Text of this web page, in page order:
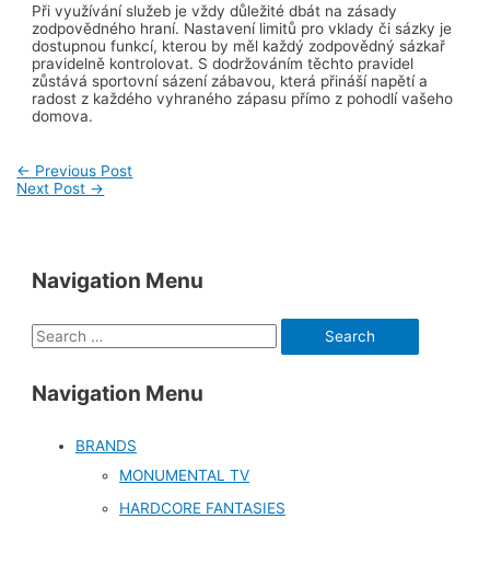
Při využívání služeb je vždy důležité dbát na zásady
zodpovědného hraní. Nastavení limitů pro vklady či sázky je
dostupnou funkcí, kterou by měl každý zodpovědný sázkař
pravidelně kontrolovat. S dodržováním těchto pravidel
zůstává sportovní sázení zábavou, která přináší napětí a
radost z každého vyhraného zápasu přímo z pohodlí vašeho
domova.
Post
← Previous Post
Next Post →
Navigation Menu
S
a
Navigation Menu
BRANDS
MONUMENTAL TV
HARDCORE FANTASIES